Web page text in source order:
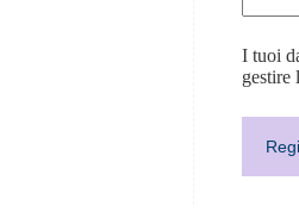
I tuoi
gestire